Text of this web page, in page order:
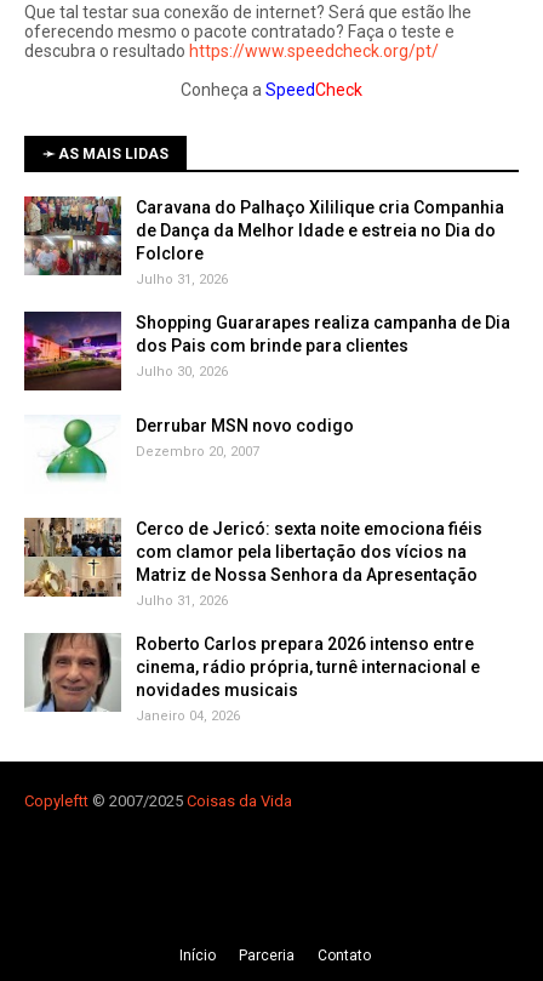
Que tal testar sua conexão de internet? Será que estão lhe
oferecendo mesmo o pacote contratado? Faça o teste e
descubra o resultado https://www.speedcheck.org/pt/
Conheça a SpeedCheck
➛ AS MAIS LIDAS
Caravana do Palhaço Xililique cria Companhia
de Dança da Melhor Idade e estreia no Dia do
Folclore
Julho 31, 2026
Shopping Guararapes realiza campanha de Dia
dos Pais com brinde para clientes
Julho 30, 2026
Derrubar MSN novo codigo
Dezembro 20, 2007
Cerco de Jericó: sexta noite emociona fiéis
com clamor pela libertação dos vícios na
Matriz de Nossa Senhora da Apresentação
Julho 31, 2026
Roberto Carlos prepara 2026 intenso entre
cinema, rádio própria, turnê internacional e
novidades musicais
Janeiro 04, 2026
Copyleftt © 2007/2025 Coisas da Vida
Iní­cio Parceria Contato